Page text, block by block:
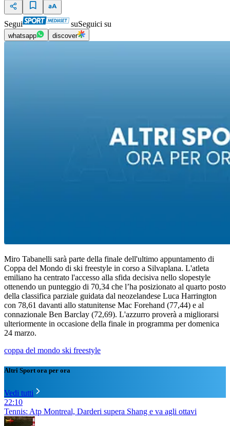
Segui suSeguici su
whatsapp discover
Miro Tabanelli sarà parte della finale dell'ultimo appuntamento di
Coppa del Mondo di ski freestyle in corso a Silvaplana. L'atleta
emiliano ha centrato l'accesso alla sfida decisiva nello slopestyle
ottenendo un punteggio di 70,34 che l’ha posizionato al quarto posto
della classifica parziale guidata dal neozelandese Luca Harrington
con 78,61 davanti allo statunitense Mac Forehand (77,44) e al
connazionale Ben Barclay (72,69). L'azzurro proverà a migliorarsi
ulteriormente in occasione della finale in programma per domenica
24 marzo.
coppa del mondo ski freestyle
Altri Sport ora per ora
Vedi tutti
22:10
Tennis: Atp Montreal, Darderi supera Shang e va agli ottavi